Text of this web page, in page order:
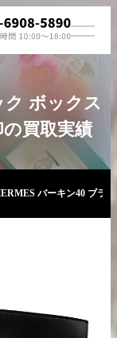
ボックス
買取実績
バーキン40 ブラ